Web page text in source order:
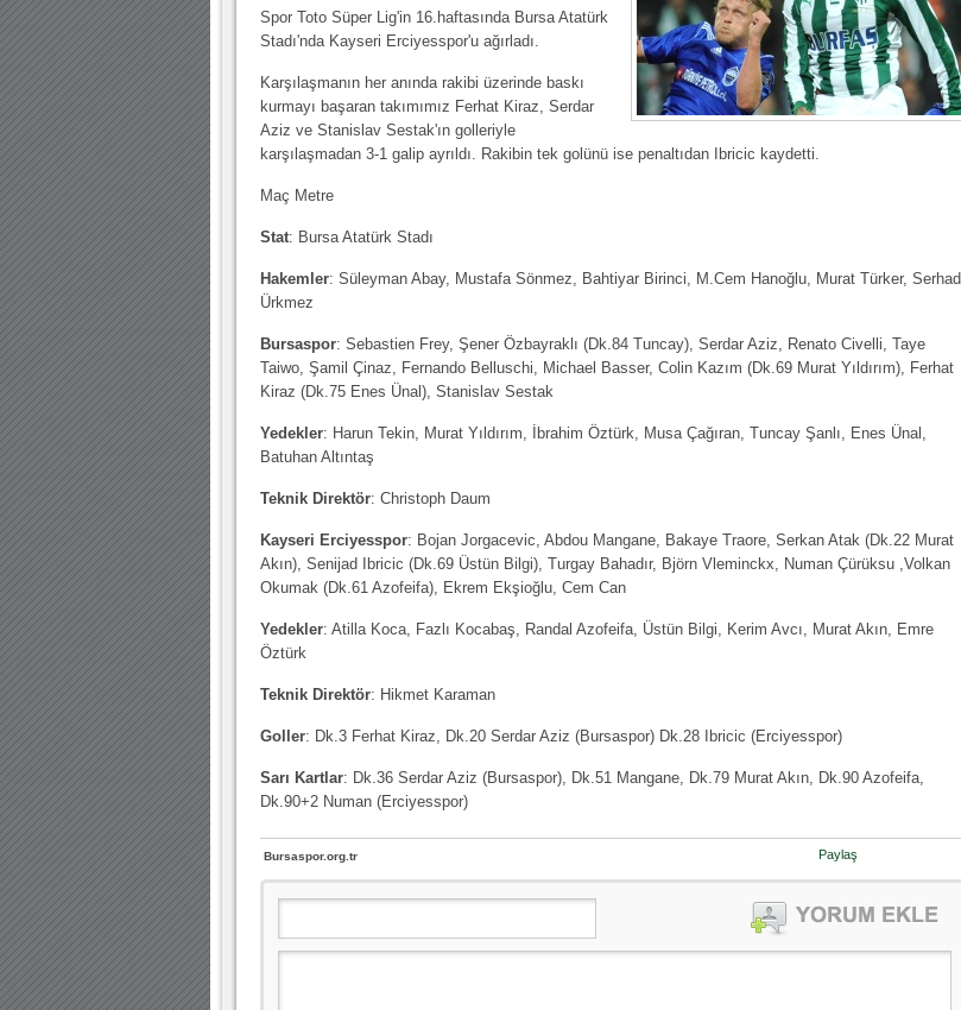
30.12.2022 18:00 |Hoş geldin Kadir Kağan Bebek!
11.11.2025 14:13 |Hoş geldin Ertuğrul Bebek!
12.10.2025 17:30 | MUTLULUKLAR SİNAN SILACI
16.07.2024 14:32 |Hoş geldin Kerem Bebek!
08.01.2024 19:01 |
03.01.2024 19:09 |Hoş geldin Güneş bebek!
Spor Toto Süper Lig'in 16.haftasında Bursa Atatürk
Stadı'nda Kayseri Erciyesspor'u ağırladı.
Karşılaşmanın her anında rakibi üzerinde baskı
kurmayı başaran takımımız Ferhat Kiraz, Serdar
Aziz ve Stanislav Sestak'ın golleriyle
karşılaşmadan 3-1 galip ayrıldı. Rakibin tek golünü ise penaltıdan Ibricic kaydetti.
Maç Metre
Stat: Bursa Atatürk Stadı
Hakemler: Süleyman Abay, Mustafa Sönmez, Bahtiyar Birinci, M.Cem Hanoğlu, Murat Türker, Serhad
Ürkmez
Bursaspor: Sebastien Frey, Şener Özbayraklı (Dk.84 Tuncay), Serdar Aziz, Renato Civelli, Taye
Taiwo, Şamil Çinaz, Fernando Belluschi, Michael Basser, Colin Kazım (Dk.69 Murat Yıldırım), Ferhat
Kiraz (Dk.75 Enes Ünal), Stanislav Sestak
Yedekler: Harun Tekin, Murat Yıldırım, İbrahim Öztürk, Musa Çağıran, Tuncay Şanlı, Enes Ünal,
Batuhan Altıntaş
Teknik Direktör: Christoph Daum
Kayseri Erciyesspor: Bojan Jorgacevic, Abdou Mangane, Bakaye Traore, Serkan Atak (Dk.22 Murat
Akın), Senijad Ibricic (Dk.69 Üstün Bilgi), Turgay Bahadır, Björn Vleminckx, Numan Çürüksu ,Volkan
Okumak (Dk.61 Azofeifa), Ekrem Ekşioğlu, Cem Can
Yedekler: Atilla Koca, Fazlı Kocabaş, Randal Azofeifa, Üstün Bilgi, Kerim Avcı, Murat Akın, Emre
Öztürk
Teknik Direktör: Hikmet Karaman
Goller: Dk.3 Ferhat Kiraz, Dk.20 Serdar Aziz (Bursaspor) Dk.28 Ibricic (Erciyesspor)
Sarı Kartlar: Dk.36 Serdar Aziz (Bursaspor), Dk.51 Mangane, Dk.79 Murat Akın, Dk.90 Azofeifa,
Dk.90+2 Numan (Erciyesspor)
Bursaspor.org.tr Paylaş
04 Temmuz 2020 Cumartesi | 20:00